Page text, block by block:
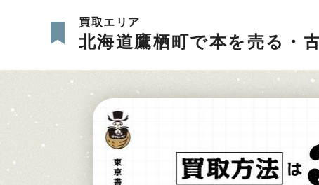
買取エリア
北海道鷹栖町で本を売る・